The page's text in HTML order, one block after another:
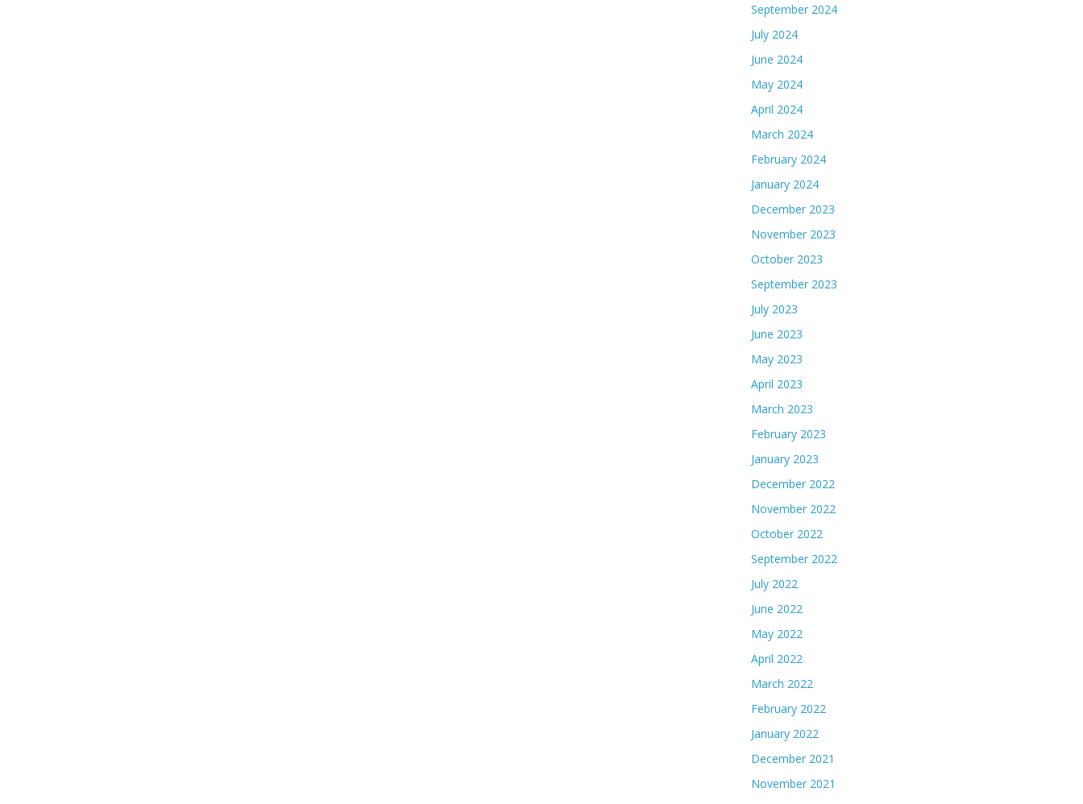
September 2024
July 2024
June 2024
May 2024
April 2024
March 2024
February 2024
January 2024
December 2023
November 2023
October 2023
September 2023
July 2023
June 2023
May 2023
April 2023
March 2023
February 2023
January 2023
December 2022
November 2022
October 2022
September 2022
July 2022
June 2022
May 2022
April 2022
March 2022
February 2022
January 2022
December 2021
November 2021